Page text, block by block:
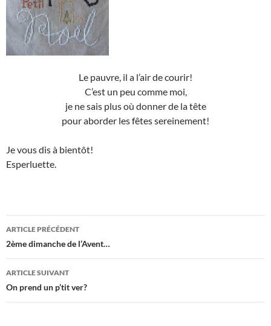
Le pauvre, il a l’air de courir!
C’est un peu comme moi,
je ne sais plus où donner de la tête
pour aborder les fêtes sereinement!
Je vous dis à bientôt!
Esperluette.
Navigation
des
articles
ARTICLE PRÉCÉDENT
2ème dimanche de l’Avent…
ARTICLE SUIVANT
On prend un p’tit ver?